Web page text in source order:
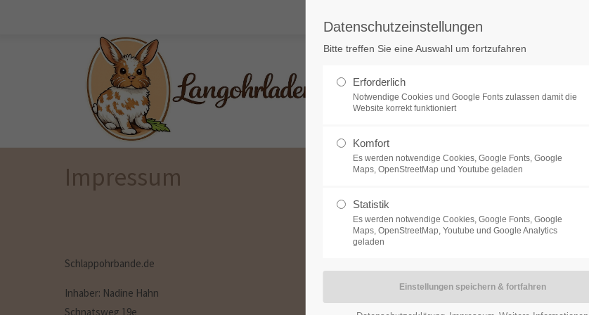
Der Eintrag "offcanvas-col1" existiert
leider nicht.
Der Eintrag "offcanvas-col2" existiert
leider nicht.
leider nicht.
LANGOHREN
Impressum
Schlappohrbande.de
Inhaber: Nadine Hahn
Schnatsweg 19e
Datenschutzeinstellungen
Bitte treffen Sie eine Auswahl um fortzufahren
Erforderlich
Notwendige Cookies und Google Fonts zulassen damit die
Website korrekt funktioniert
Komfort
Es werden notwendige Cookies, Google Fonts, Google
Maps, OpenStreetMap und Youtube geladen
Statistik
Es werden notwendige Cookies, Google Fonts, Google
Maps, OpenStreetMap, Youtube und Google Analytics
geladen